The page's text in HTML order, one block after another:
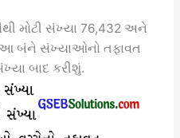
મોટી સંખ્યા 76,432 અને
આ બંને સંખ્યાઓનો તફાવત
બાદ કરીશું.